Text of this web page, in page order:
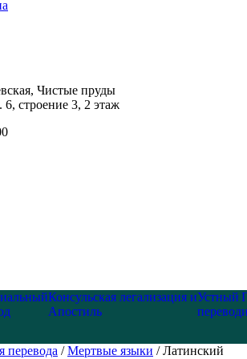
Чистые пруды
6, строение 3, 2 этаж
Консульская легализация и
Апостиль
Устный
перевод
перевода / Мертвые языки / Латинский